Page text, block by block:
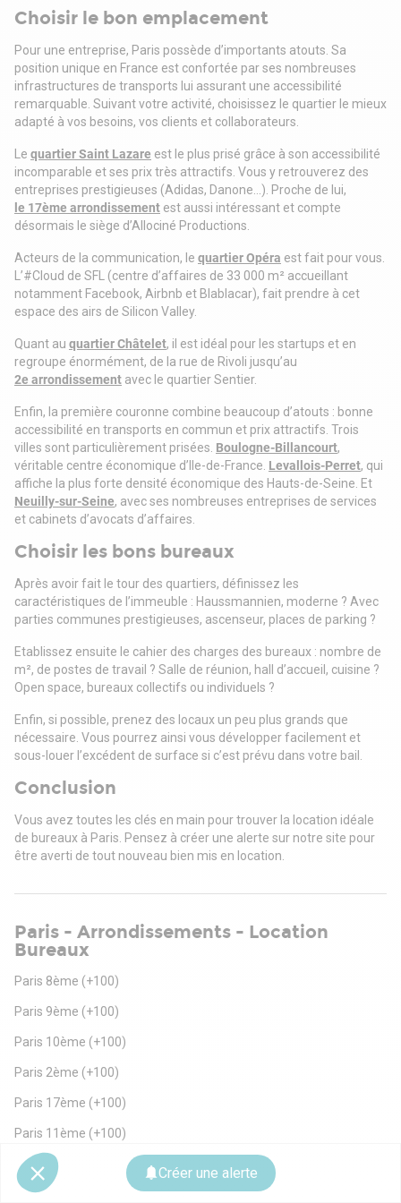
Créer une alerte
Un tarif ultra-compétitif pour un espace clé en main
Ne manquez pas cette opportunité unique ! Contactez-nous
dès maintenant pour organiser une visite.
Choisir le bon emplacement
Pour une entreprise, Paris possède d’importants atouts. Sa
position unique en France est confortée par ses nombreuses
infrastructures de transports lui assurant une accessibilité
remarquable. Suivant votre activité, choisissez le quartier le mieux
adapté à vos besoins, vos clients et collaborateurs.
Le quartier Saint Lazare est le plus prisé grâce à son accessibilité
incomparable et ses prix très attractifs. Vous y retrouverez des
entreprises prestigieuses (Adidas, Danone…). Proche de lui,
le 17ème arrondissement est aussi intéressant et compte
désormais le siège d’Allociné Productions.
Acteurs de la communication, le quartier Opéra est fait pour vous.
L’#Cloud de SFL (centre d’affaires de 33 000 m² accueillant
notamment Facebook, Airbnb et Blablacar), fait prendre à cet
espace des airs de Silicon Valley.
Quant au quartier Châtelet, il est idéal pour les startups et en
regroupe énormément, de la rue de Rivoli jusqu’au
2e arrondissement avec le quartier Sentier.
Enfin, la première couronne combine beaucoup d’atouts : bonne
accessibilité en transports en commun et prix attractifs. Trois
villes sont particulièrement prisées. Boulogne-Billancourt,
véritable centre économique d’Ile-de-France. Levallois-Perret, qui
affiche la plus forte densité économique des Hauts-de-Seine. Et
Neuilly-sur-Seine, avec ses nombreuses entreprises de services
et cabinets d’avocats d’affaires.
Choisir les bons bureaux
Après avoir fait le tour des quartiers, définissez les
caractéristiques de l’immeuble : Haussmannien, moderne ? Avec
parties communes prestigieuses, ascenseur, places de parking ?
Etablissez ensuite le cahier des charges des bureaux : nombre de
m², de postes de travail ? Salle de réunion, hall d’accueil, cuisine ?
Open space, bureaux collectifs ou individuels ?
Enfin, si possible, prenez des locaux un peu plus grands que
nécessaire. Vous pourrez ainsi vous développer facilement et
sous-louer l’excédent de surface si c’est prévu dans votre bail.
Conclusion
Vous avez toutes les clés en main pour trouver la location idéale
de bureaux à Paris. Pensez à créer une alerte sur notre site pour
être averti de tout nouveau bien mis en location.
Paris - Arrondissements - Location
Bureaux
Paris 8ème (+100)
Paris 9ème (+100)
Paris 10ème (+100)
Paris 2ème (+100)
Paris 17ème (+100)
Paris 11ème (+100)
Paris 16ème
Paris 15ème